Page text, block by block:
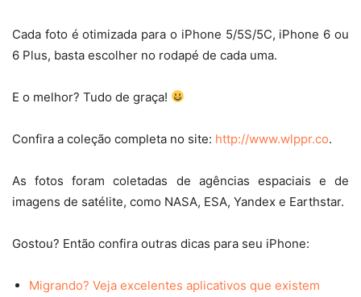
Cada foto é otimizada para o iPhone 5/5S/5C, iPhone 6 ou
6 Plus, basta escolher no rodapé de cada uma.
E o melhor? Tudo de graça!
Confira a coleção completa no site: http://www.wlppr.co.
As fotos foram coletadas de agências espaciais e de
imagens de satélite, como NASA, ESA, Yandex e Earthstar.
Gostou? Então confira outras dicas para seu iPhone:
Migrando? Veja excelentes aplicativos que existem